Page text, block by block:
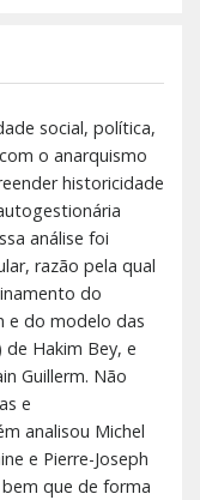
social, política,
o anarquismo
historicidade
análise foi
razão pela qual
do
e do modelo das
Hakim Bey, e
Guillerm. Não
e
analisou Michel
e Pierre-Joseph
que de forma